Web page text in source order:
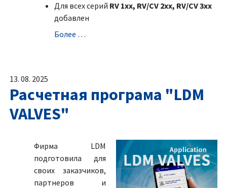
Для всех серий RV 1xx, RV/CV 2xx, RV/CV 3xx
добавлен
Болeе …
13. 08. 2025
Расчетная програма "LDM
VALVES"
Фирма LDM
подготовила для
своих заказчиков,
партнеров и